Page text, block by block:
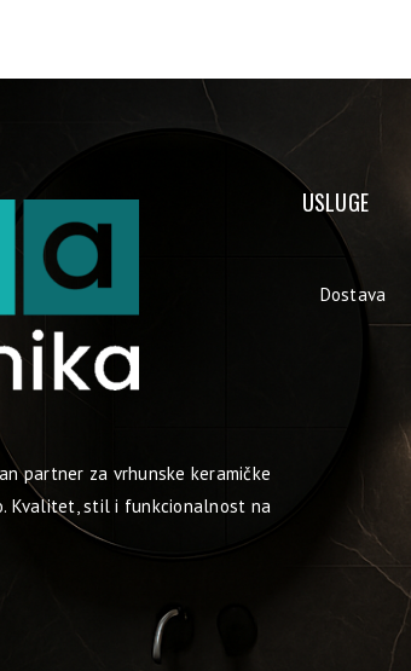
partner za vrhunske keramičke
Kvalitet, stil i funkcionalnost na
USLUGE
Dostava